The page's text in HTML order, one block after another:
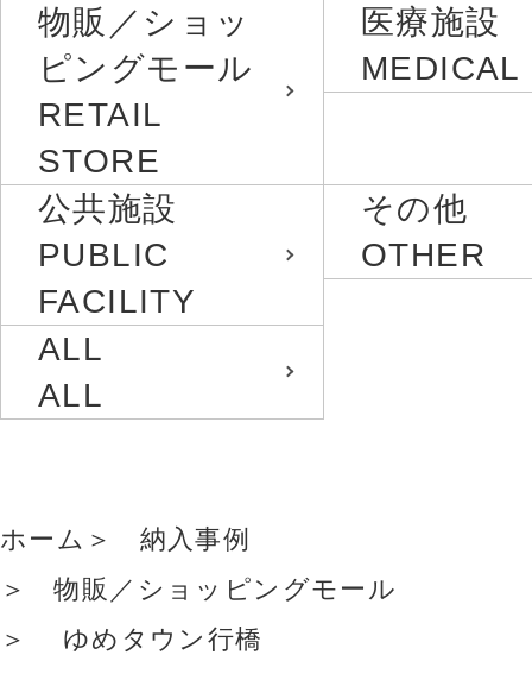
物販／ショッ
ピングモール
RETAIL
STORE
医療施設
MEDICAL
公共施設
PUBLIC
FACILITY
その他
OTHER
ALL
ALL
ホーム
納入事例
物販／ショッピングモール
ゆめタウン行橋